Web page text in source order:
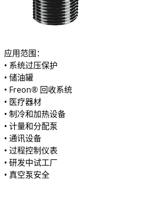
应用范围：
• 系统过压保护
• 储油罐
• Freon® 回收系统
• 医疗器材
• 制冷和加热设备
• 计量和分配泵
• 通讯设备
• 过程控制仪表
• 研发中试工厂
• 真空泵安全